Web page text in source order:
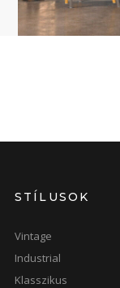
STÍLUSOK
Vintage
Industrial
Klasszikus